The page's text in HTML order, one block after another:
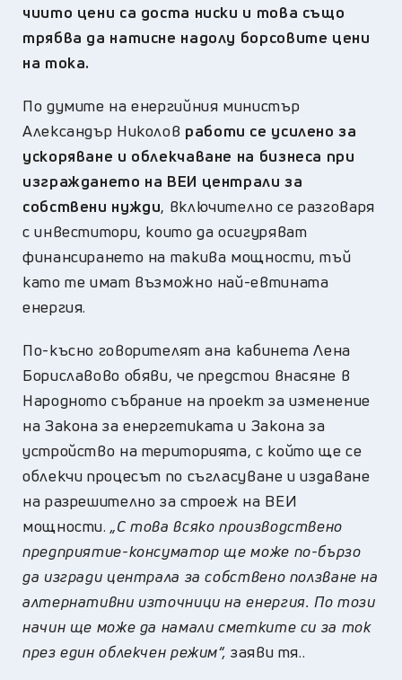
чиито цени са доста ниски и това също
трябва да натисне надолу борсовите цени
на тока.
По думите на енергийния министър
Александър Николов работи се усилено за
ускоряване и облекчаване на бизнеса при
изграждането на ВЕИ централи за
собствени нужди, включително се разговаря
с инвеститори, които да осигуряват
финансирането на такива мощности, тъй
като те имат възможно най-евтината
енергия.
По-късно говорителят ана кабинета Лена
Бориславово обяви, че предстои внасяне в
Народното събрание на проект за изменение
на Закона за енергетиката и Закона за
устройство на територията, с който ще се
облекчи процесът по съгласуване и издаване
на разрешително за строеж на ВЕИ
мощности.„С това всяко производствено
предприятие-консуматор ще може по-бързо
да изгради централа за собствено ползване на
алтернативни източници на енергия. По този
начин ще може да намали сметките си за ток
през един облекчен режим“, заяви тя..